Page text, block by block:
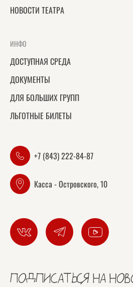
НОВОСТИ ТЕАТРА
ИНФО
ДОСТУПНАЯ СРЕДА
ДОКУМЕНТЫ
ДЛЯ БОЛЬШИХ ГРУПП
ЛЬГОТНЫЕ БИЛЕТЫ
+7 (843) 222-84-87
Касса - Островского, 10
ПОДПИСАТЬСЯ НА